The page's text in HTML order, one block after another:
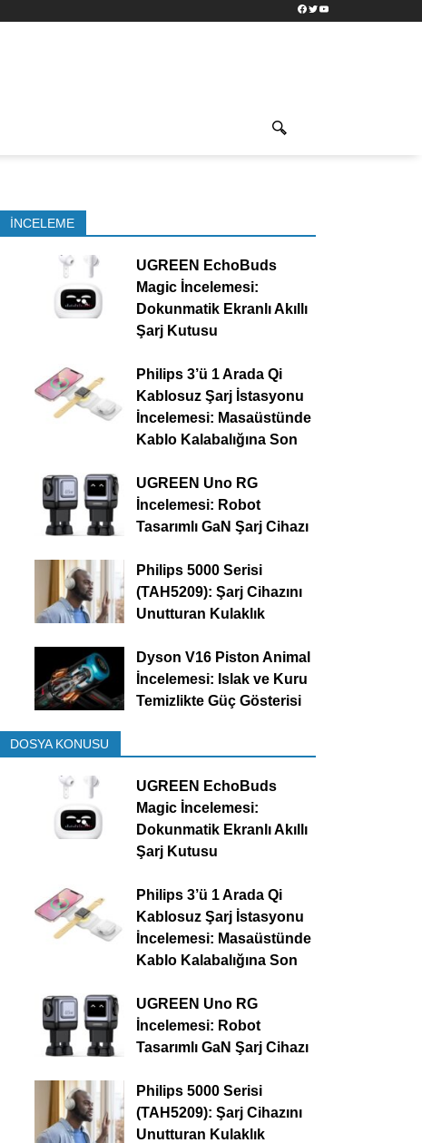
Facebook
TwitterYouTube
İNCELEME
UGREEN EchoBuds
Magic İncelemesi:
Dokunmatik Ekranlı Akıllı
Şarj Kutusu
Philips 3’ü 1 Arada Qi
Kablosuz Şarj İstasyonu
İncelemesi: Masaüstünde
Kablo Kalabalığına Son
UGREEN Uno RG
İncelemesi: Robot
Tasarımlı GaN Şarj Cihazı
Philips 5000 Serisi
(TAH5209): Şarj Cihazını
Unutturan Kulaklık
Dyson V16 Piston Animal
İncelemesi: Islak ve Kuru
Temizlikte Güç Gösterisi
DOSYA KONUSU
UGREEN EchoBuds
Magic İncelemesi:
Dokunmatik Ekranlı Akıllı
Şarj Kutusu
Philips 3’ü 1 Arada Qi
Kablosuz Şarj İstasyonu
İncelemesi: Masaüstünde
Kablo Kalabalığına Son
UGREEN Uno RG
İncelemesi: Robot
Tasarımlı GaN Şarj Cihazı
Philips 5000 Serisi
(TAH5209): Şarj Cihazını
Unutturan Kulaklık